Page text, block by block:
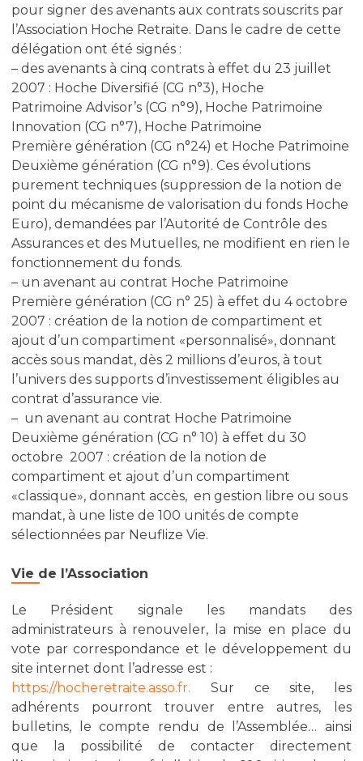
pour signer des avenants aux contrats souscrits par
l’Association Hoche Retraite. Dans le cadre de cette
délégation ont été signés :
– des avenants à cinq contrats à effet du 23 juillet
2007 : Hoche Diversifié (CG n°3), Hoche
Patrimoine Advisor’s (CG n°9), Hoche Patrimoine
Innovation (CG n°7), Hoche Patrimoine
Première génération (CG n°24) et Hoche Patrimoine
Deuxième génération (CG n°9). Ces évolutions
purement techniques (suppression de la notion de
point du mécanisme de valorisation du fonds Hoche
Euro), demandées par l’Autorité de Contrôle des
Assurances et des Mutuelles, ne modifient en rien le
fonctionnement du fonds.
– un avenant au contrat Hoche Patrimoine
Première génération (CG n° 25) à effet du 4 octobre
2007 : création de la notion de compartiment et
ajout d’un compartiment «personnalisé», donnant
accès sous mandat, dès 2 millions d’euros, à tout
l’univers des supports d’investissement éligibles au
contrat d’assurance vie.
– un avenant au contrat Hoche Patrimoine
Deuxième génération (CG n° 10) à effet du 30
octobre 2007 : création de la notion de
compartiment et ajout d’un compartiment
«classique», donnant accès, en gestion libre ou sous
mandat, à une liste de 100 unités de compte
sélectionnées par Neuflize Vie.
Vie de l’Association
Le Président signale les mandats des
administrateurs à renouveler, la mise en place du
vote par correspondance et le développement du
site internet dont l’adresse est :
https://hocheretraite.asso.fr. Sur ce site, les
adhérents pourront trouver entre autres, les
bulletins, le compte rendu de l’Assemblée… ainsi
que la possibilité de contacter directement